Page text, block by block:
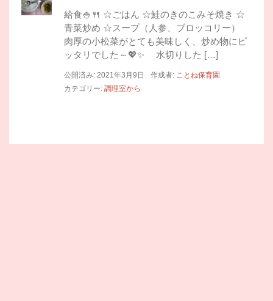
給食🍚🍴 ☆ごはん ☆鮭のきのこみそ焼き ☆
青菜炒め ☆スープ（人参、ブロッコリー）
肉厚の小松菜がとても美味しく、炒め物にピ
ッタリでした～💖✨ 水切りした […]
公開済み: 2021年3月9日 作成者: ことね保育園
カテゴリー: 調理室から